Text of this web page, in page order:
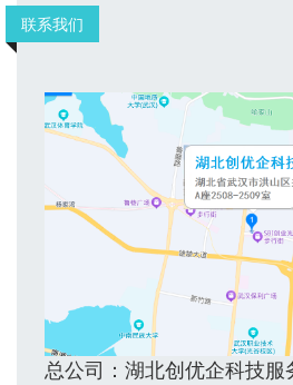
联系我们
总公司：湖北创优企科技服